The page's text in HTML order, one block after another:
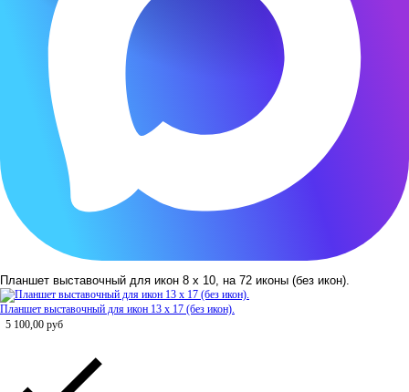
Планшет выставочный для икон 8 х 10, на 72 иконы (без икон).
Планшет выставочный для икон 13 х 17 (без икон).
5 100,00 руб